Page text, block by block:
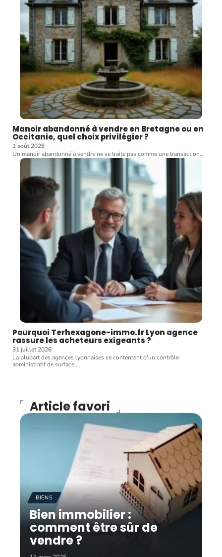
Manoir abandonné à vendre en Bretagne ou en
Occitanie, quel choix privilégier ?
1 août 2026
Un manoir abandonné à vendre ne se traite pas comme une transaction…
Pourquoi Terhexagone-immo.fr Lyon agence
rassure les acheteurs exigeants ?
31 juillet 2026
La plupart des agences lyonnaises se contentent d'un contrôle
administratif de surface.…
Article favori
BIENS
Bien immobilier :
comment être sûr de
vendre ?